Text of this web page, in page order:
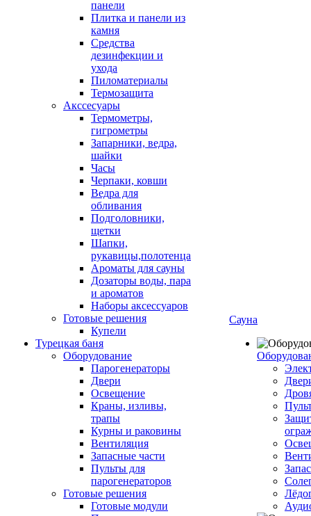
панели
Плитка и панели из
камня
Средства
дезинфекции и
ухода
Пиломатериалы
Термозащита
Аксcесуары
Термометры,
гигрометры
Запарники, ведра,
шайки
Часы
Черпаки, ковши
Ведра для
обливания
Подголовники,
щетки
Шапки,
рукавицы,полотенца
Ароматы для сауны
Дозаторы воды, пара
и ароматов
Наборы аксессуаров
Готовые решения
Купели
Турецкая баня
Оборудование
Парогенераторы
Двери
Освещение
Краны, изливы,
трапы
Курны и раковины
Вентиляция
Запасные части
Пульты для
парогенераторов
Готовые решения
Готовые модули
Сауна